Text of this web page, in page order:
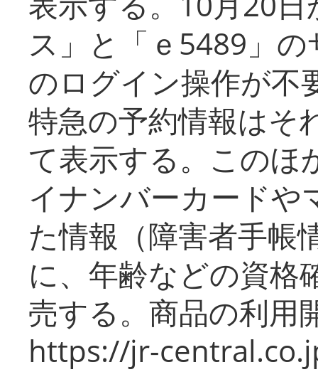
ス」と「ｅ5489」
のログイン操作が不
特急の予約情報はそ
て表示する。このほ
イナンバーカードや
た情報（障害者手帳
に、年齢などの資格
売する。商品の利用
https://jr-